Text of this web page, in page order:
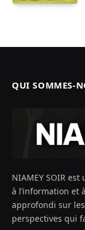
QUI SOMMES-
NIAMEY SOIR
à l’information et
approfondi sur
perspectives qui